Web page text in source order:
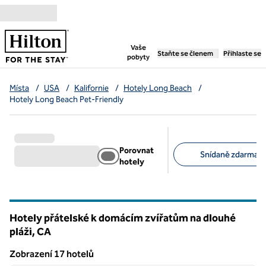
Přejít na obsah
Vaše
pobyty
,otevře se nová záložka
Staňte se členem Přihlaste se
Místa / USA / Kalifornie / Hotely Long Beach
/
Hotely Long Beach Pet-Friendly
Porovnat
hotely
Snídaně zdarma
Hotely přátelské k domácím zvířatům na dlouhé
pláži,CA
Zobrazení 17 hotelů